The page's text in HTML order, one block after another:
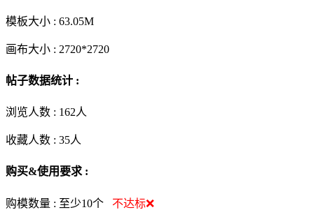
模板大小 : 63.05M
画布大小 : 2720*2720
帖子数据统计 :
浏览人数 : 162人
收藏人数 : 35人
购买&使用要求 :
购模数量 : 至少10个 不达标❌